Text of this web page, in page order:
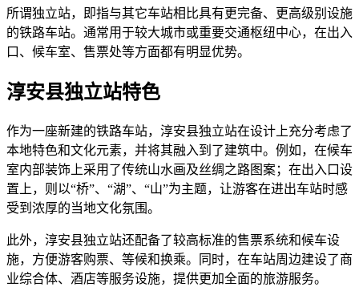
所谓独立站，即指与其它车站相比具有更完备、更高级别设施
的铁路车站。通常用于较大城市或重要交通枢纽中心，在出入
口、候车室、售票处等方面都有明显优势。
淳安县独立站特色
作为一座新建的铁路车站，淳安县独立站在设计上充分考虑了
本地特色和文化元素，并将其融入到了建筑中。例如，在候车
室内部装饰上采用了传统山水画及丝绸之路图案；在出入口设
置上，则以“桥”、“湖”、“山”为主题，让游客在进出车站时感
受到浓厚的当地文化氛围。
此外，淳安县独立站还配备了较高标准的售票系统和候车设
施，方便游客购票、等候和换乘。同时，在车站周边建设了商
业综合体、酒店等服务设施，提供更加全面的旅游服务。